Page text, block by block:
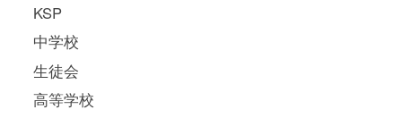
KSP
中学校
生徒会
高等学校